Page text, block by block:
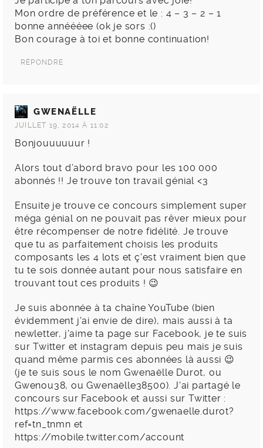
Mon ordre de préférence et le : 4 – 3 – 2 – 1
bonne annéééee (ok je sors :()
Bon courage à toi et bonne continuation!
RÉPONDRE
GWENAËLLE
JUILLET 19, 2014 À 11:02
Bonjouuuuuur !
Alors tout d’abord bravo pour les 100 000
abonnés !! Je trouve ton travail génial <3
Ensuite je trouve ce concours simplement super
méga génial on ne pouvait pas rêver mieux pour
être récompenser de notre fidélité. Je trouve
que tu as parfaitement choisis les produits
composants les 4 lots et ç'est vraiment bien que
tu te sois donnée autant pour nous satisfaire en
trouvant tout ces produits ! 😉
Je suis abonnée à ta chaîne YouTube (bien
évidemment j'ai envie de dire), mais aussi à ta
newletter, j'aime ta page sur Facebook, je te suis
sur Twitter et instagram depuis peu mais je suis
quand même parmis ces abonnées là aussi 😉
(je te suis sous le nom Gwenaëlle Durot, ou
Gwenou38, ou Gwenaëlle38500). J'ai partagé le
concours sur Facebook et aussi sur Twitter :
https://www.facebook.com/gwenaelle.durot?
ref=tn_tnmn et
https://mobile.twitter.com/account